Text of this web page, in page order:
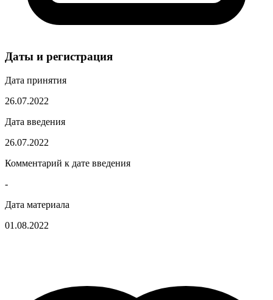
Даты и регистрация
Дата принятия
26.07.2022
Дата введения
26.07.2022
Комментарий к дате введения
-
Дата материала
01.08.2022